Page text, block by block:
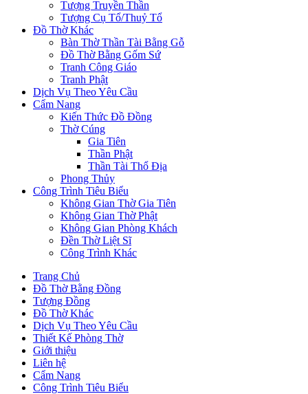
Tượng Truyền Thần
Tượng Cụ Tổ/Thuỷ Tổ
Đồ Thờ Khác
Bàn Thờ Thần Tài Bằng Gỗ
Đồ Thờ Bằng Gốm Sứ
Tranh Công Giáo
Tranh Phật
Dịch Vụ Theo Yêu Cầu
Cẩm Nang
Kiến Thức Đồ Đồng
Thờ Cúng
Gia Tiên
Thần Phật
Thần Tài Thổ Địa
Phong Thủy
Công Trình Tiêu Biểu
Không Gian Thờ Gia Tiên
Không Gian Thờ Phật
Không Gian Phòng Khách
Đền Thờ Liệt Sĩ
Công Trình Khác
Trang Chủ
Đồ Thờ Bằng Đồng
Tượng Đồng
Đồ Thờ Khác
Dịch Vụ Theo Yêu Cầu
Thiết Kế Phòng Thờ
Giới thiệu
Liên hệ
Cẩm Nang
Công Trình Tiêu Biểu